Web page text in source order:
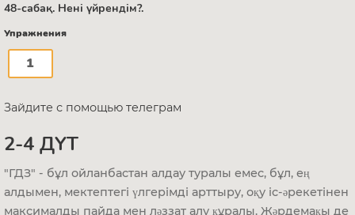
48-сабақ. Нені үйрендім?.
Упражнения
1
Зайдите с помощью телеграм
2-4 ДҮТ
"ГДЗ" - бұл ойланбастан алдау туралы емес, бұл, ең
алдымен, мектептегі үлгерімді арттыру, оқу іс-әрекетінен
максималды пайда мен ләззат алу құралы. Жәрдемақы де